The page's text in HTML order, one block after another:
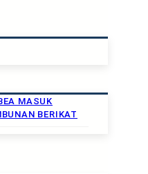
MASUK
BERIKAT